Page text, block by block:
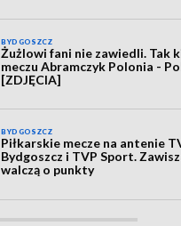
BYDGOSZCZ
Żużlowi fani nie zawiedli. Tak
meczu Abramczyk Polonia -
[ZDJĘCIA]
BYDGOSZCZ
Piłkarskie mecze na antenie
Bydgoszcz i TVP Sport.
walczą o punkty